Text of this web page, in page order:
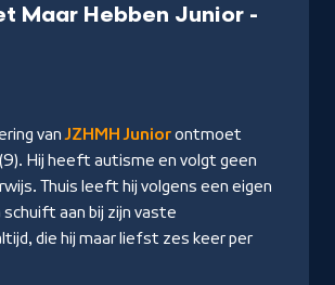
Maar Hebben Junior -
NPO
Start
van JZHMH Juniorontmoet
Hij heeft autisme en volgt geen
Thuis leeft hij volgens een eigen
aan bij zijn vaste
die hij maar liefst zes keer per